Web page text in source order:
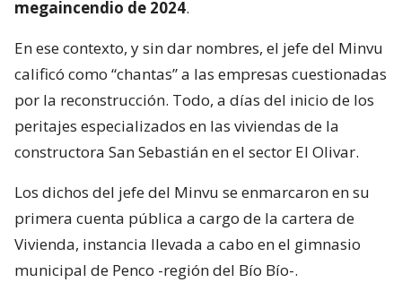
megaincendio de 2024.
En ese contexto, y sin dar nombres, el jefe del Minvu
calificó como “chantas” a las empresas cuestionadas
por la reconstrucción. Todo, a días del inicio de los
peritajes especializados en las viviendas de la
constructora San Sebastián en el sector El Olivar.
Los dichos del jefe del Minvu se enmarcaron en su
primera cuenta pública a cargo de la cartera de
Vivienda, instancia llevada a cabo en el gimnasio
municipal de Penco -región del Bío Bío-.